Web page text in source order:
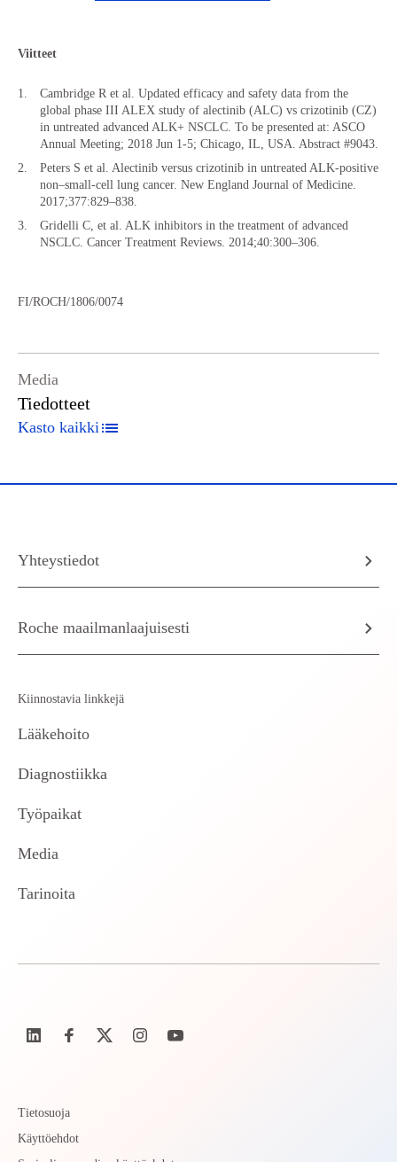
Viitteet
Cambridge R et al. Updated efficacy and safety data from the
global phase III ALEX study of alectinib (ALC) vs crizotinib (CZ)
in untreated advanced ALK+ NSCLC. To be presented at: ASCO
Annual Meeting; 2018 Jun 1-5; Chicago, IL, USA. Abstract #9043.
Peters S et al. Alectinib versus crizotinib in untreated ALK-positive
non–small-cell lung cancer. New England Journal of Medicine.
2017;377:829–838.
Gridelli C, et al. ALK inhibitors in the treatment of advanced
NSCLC. Cancer Treatment Reviews. 2014;40:300–306.
FI/ROCH/1806/0074
Media
Tiedotteet
Kasto kaikki
Yhteystiedot
Roche maailmanlaajuisesti
Kiinnostavia linkkejä
Lääkehoito
Diagnostiikka
Työpaikat
Media
Tarinoita
Tietosuoja
Käyttöehdot